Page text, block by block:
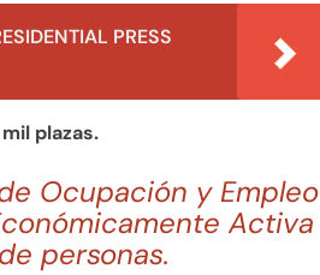
PRESS
plazas.
Ocupación y Empleo
Activa
personas.